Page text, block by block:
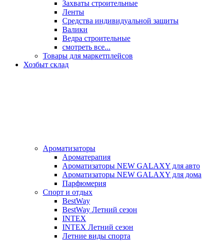
Захваты строительные
Ленты
Средства индивидуальной защиты
Валики
Ведра строительные
смотреть все...
Товары для маркетплейсов
Хозбыт склад
Ароматизаторы
Ароматерапия
Ароматизаторы NEW GALAXY для авто
Ароматизаторы NEW GALAXY для дома
Парфюмерия
Спорт и отдых
BestWay
BestWay Летний сезон
INTEX
INTEX Летний сезон
Летние виды спорта